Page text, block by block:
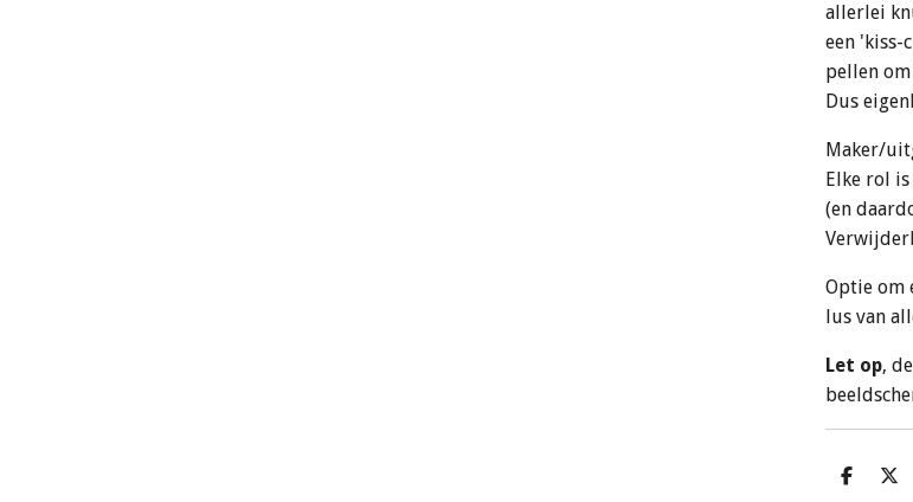
allerlei
een 'kiss-
pellen
Dus
Maker/
Elke rol
(en
Optie om
lus van
Let op,
D
D